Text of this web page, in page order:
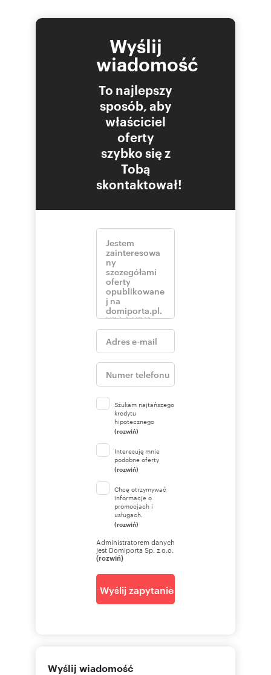
Wyślij
wiadomość
To najlepszy
sposób, aby
właściciel
oferty
szybko się z
Tobą
skontaktował!
Szukam najtańszego
kredytu
hipotecznego
(rozwiń)
Interesują mnie
podobne oferty
(rozwiń)
Chcę otrzymywać
informacje o
promocjach i
usługach.
(rozwiń)
Administratorem danych
jest Domiporta Sp. z o.o.
(rozwiń)
Wyślij zapytanie
Wyślij wiadomość